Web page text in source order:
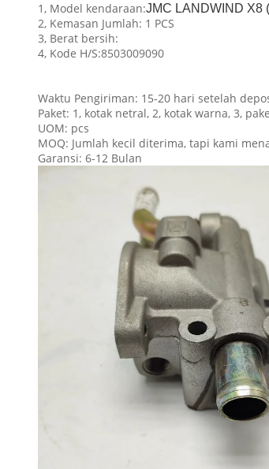
1, Model kendaraan:JMC LANDWIND X8
2, Kemasan Jumlah: 1 PCS
3, Berat bersih:
4, Kode H/S:8503009090
Waktu Pengiriman: 15-20 hari setelah
Paket: 1, kotak netral, 2, kotak warna, 3,
UOM: pcs
MOQ: Jumlah kecil diterima, tapi kami
Garansi: 6-12 Bulan